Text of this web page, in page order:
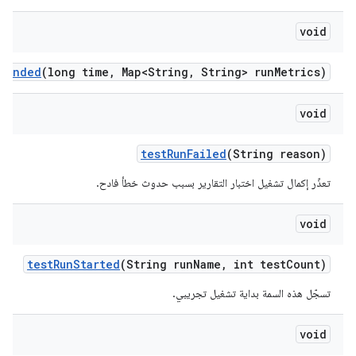
void
Ended(long time , Map<String , String> runMetrics)
void
testRunFailed(String reason)
تعذّر إكمال تشغيل اختبار التقارير بسبب حدوث خطأ فادح.
void
testRunStarted(String runName , int testCount)
تسجّل هذه السمة بداية تشغيل تجريبي.
void